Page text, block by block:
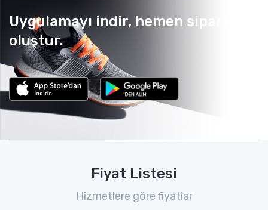
Uygulamayı indir, hemen sipariş
oluştur.
Fiyat Listesi
Hizmetlere göre fiyatlar